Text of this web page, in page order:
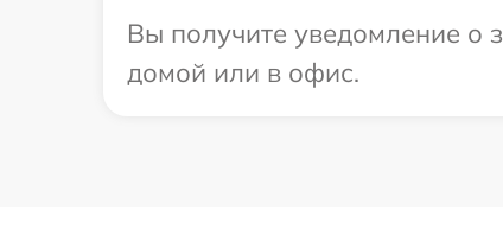
Вы получите уведомление о
домой или в офис.